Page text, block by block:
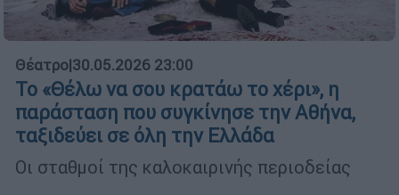
Θέατρο|30.05.2026 23:00
Το «Θέλω να σου κρατάω το χέρι», η
παράσταση που συγκίνησε την Αθήνα,
ταξιδεύει σε όλη την Ελλάδα
Οι σταθμοί της καλοκαιρινής περιοδείας